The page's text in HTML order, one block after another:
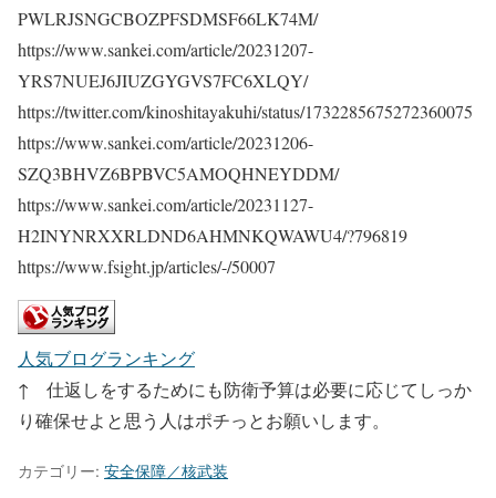
PWLRJSNGCBOZPFSDMSF66LK74M/
https://www.sankei.com/article/20231207-
YRS7NUEJ6JIUZGYGVS7FC6XLQY/
https://twitter.com/kinoshitayakuhi/status/1732285675272360075
https://www.sankei.com/article/20231206-
SZQ3BHVZ6BPBVC5AMOQHNEYDDM/
https://www.sankei.com/article/20231127-
H2INYNRXXRLDND6AHMNKQWAWU4/?796819
https://www.fsight.jp/articles/-/50007
人気ブログランキング
↑ 仕返しをするためにも防衛予算は必要に応じてしっか
り確保せよと思う人はポチっとお願いします。
カテゴリー: 安全保障／核武装